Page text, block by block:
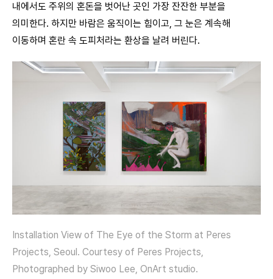
내에서도 주위의 혼돈을 벗어난 곳인 가장 잔잔한 부분을
의미한다. 하지만 바람은 움직이는 힘이고, 그 눈은 계속해
이동하며 혼란 속 도피처라는 환상을 날려 버린다.
Installation View of The Eye of the Storm at Peres
Projects, Seoul. Courtesy of Peres Projects,
Photographed by Siwoo Lee, OnArt studio.